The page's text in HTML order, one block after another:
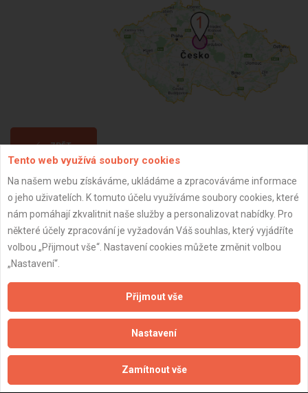
ZPĚT
Aktualizováno z portálu ARES dne 30.12.2023 23:15:07
Naše firmy a řemeslníci
Zpracování a ochrana osobních údajů
Zásady pro používání souborů cookie
Obchodní podmínky (zprostředkování)
Obchodní podmínky (rozpočtování)
Reference
Tento web využívá soubory cookies
Na našem webu získáváme, ukládáme a zpracováváme informace
o jeho uživatelích. K tomuto účelu využíváme soubory cookies, které
nám pomáhají zkvalitnit naše služby a personalizovat nabídky. Pro
některé účely zpracování je vyžadován Váš souhlas, který vyjádříte
volbou „Přijmout vše“. Nastavení cookies můžete změnit volbou
„Nastavení“.
Přijmout vše
Nastavení
Zamítnout vše